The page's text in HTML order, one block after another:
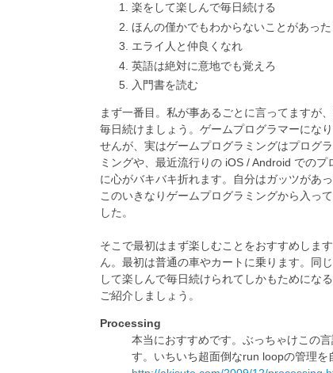
楽をして楽しんで毎日続ける
ほんの僅かでもわからないことがあっ
エライ人と仲良くなれ
英語は絶対に意地でも覚えろ
入門書を読む
まず一番目。私が事あるごとに言ってますが
毎日続けましょう。ゲームプログラマーにな
せんが、実はゲームプログラミングはプログ
ミングや、最近流行りの iOS / Android での
に心がバキバキ折れます。自分はガッツがあ
このいきなりゲームプログラミングから入っ
した。
そこで最初はまず楽しむことをおすすめしま
ん。最初は普通の車やカートに乗ります。同
して楽しんで毎日続けられてしかもためにな
ご紹介しましょう。
Processing
本当におすすめです。ぶっちゃけこの
す。いちいち超面倒なrun loopの管理を